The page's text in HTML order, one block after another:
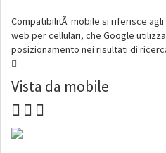
CompatibilitÃ mobile si riferisce
web per cellulari, che Google
posizionamento nei risultati di
Vista da mobile